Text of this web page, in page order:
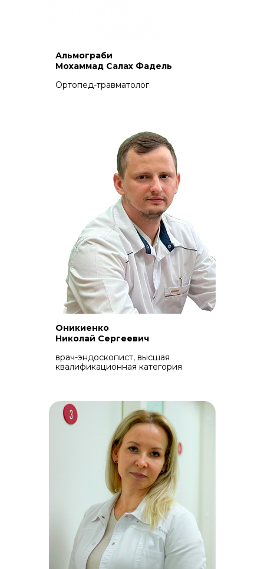
Альмограби
Мохаммад Салах Фадель
Ортопед-травматолог
Оникиенко
Николай Сергеевич
врач-эндоскопист, высшая
квалификационная категория